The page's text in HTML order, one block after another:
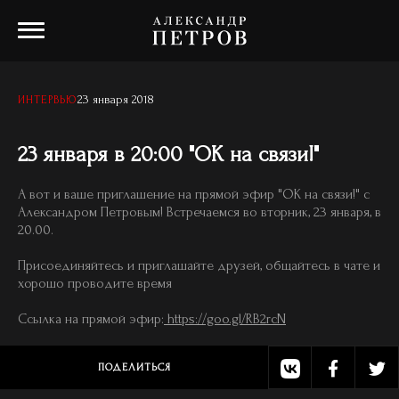
ИНТЕРВЬЮ23 января 2018
23 января в 20:00 "ОК на связи!"
А вот и ваше приглашение на прямой эфир "ОК на связи!" с
Александром Петровым! Встречаемся во вторник, 23 января, в
20.00.
Присоединяйтесь и приглашайте друзей, общайтесь в чате и
хорошо проводите время
Ссылка на прямой эфир: https://goo.gl/RB2rcN
ПОДЕЛИТЬСЯ